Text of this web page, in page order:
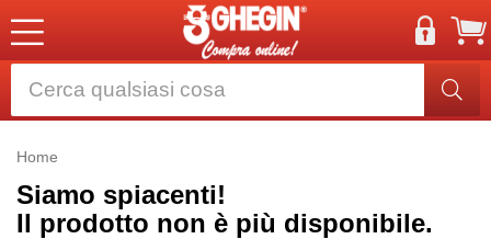
Home
Siamo spiacenti!
Il prodotto non è più disponibile.